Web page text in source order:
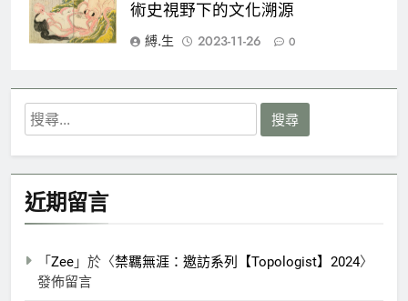
術史視野下的文化溯源
縛.生
2023-11-26 0
搜
尋
鍵
字:
近期留言
「 Zee 」於〈禁羈無涯：邀訪系列【Topologist】2024〉
發佈留言